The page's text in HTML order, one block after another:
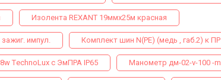
Изолента REXANT 19ммх25м красная
импул. Комплект шин N(PE) (медь , габ.2) к ПР
ТechnoLux с ЭмПРА IP65 Манометр дм-02-v-100 -m